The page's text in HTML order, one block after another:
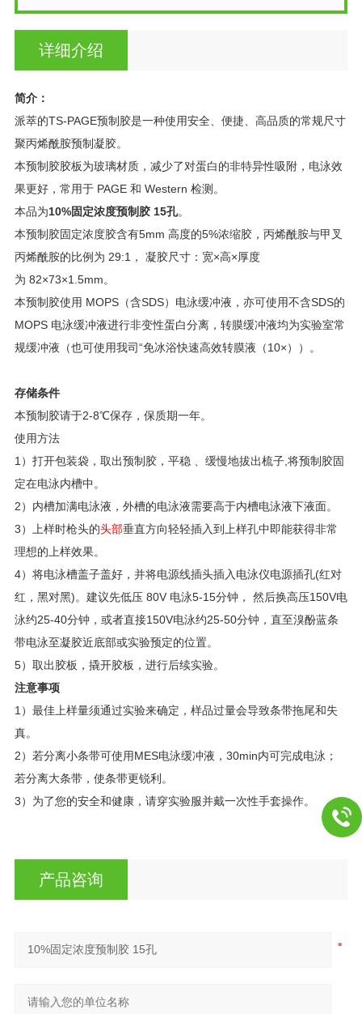
详细介绍
简介：
派萃的TS-PAGE预制胶是一种使用安全、便捷、高品质的常规尺寸
聚丙烯酰胺预制凝胶。
本预制胶胶板为玻璃材质，减少了对蛋白的非特异性吸附，电泳效
果更好，常用于 PAGE 和 Western 检测。
本品为10%固定浓度预制胶 15孔。
本预制胶固定浓度胶含有5mm 高度的5%浓缩胶，丙烯酰胺与甲叉
丙烯酰胺的比例为 29:1， 凝胶尺寸：宽×高×厚度
为 82×73×1.5mm。
本预制胶使用 MOPS（含SDS）电泳缓冲液，亦可使用不含SDS的
MOPS 电泳缓冲液进行非变性蛋白分离，转膜缓冲液均为实验室常
规缓冲液（也可使用我司“免冰浴快速高效转膜液（10×））。
存储条件
本预制胶请于2-8℃保存，保质期一年。
使用方法
1）打开包装袋，取出预制胶，平稳 、缓慢地拔出梳子,将预制胶固
定在电泳内槽中。
2）内槽加满电泳液，外槽的电泳液需要高于内槽电泳液下液面。
3）上样时枪头的头部垂直方向轻轻插入到上样孔中即能获得非常
理想的上样效果。
4）将电泳槽盖子盖好，并将电源线插头插入电泳仪电源插孔(红对
红，黑对黑)。建议先低压 80V 电泳5-15分钟， 然后换高压150V电
泳约25-40分钟，或者直接150V电泳约25-50分钟，直至溴酚蓝条
带电泳至凝胶近底部或实验预定的位置。
5）取出胶板，撬开胶板，进行后续实验。
注意事项
1）最佳上样量须通过实验来确定，样品过量会导致条带拖尾和失
真。
2）若分离小条带可使用MES电泳缓冲液，30min内可完成电泳；
若分离大条带，使条带更锐利。
3）为了您的安全和健康，请穿实验服并戴一次性手套操作。
产品咨询